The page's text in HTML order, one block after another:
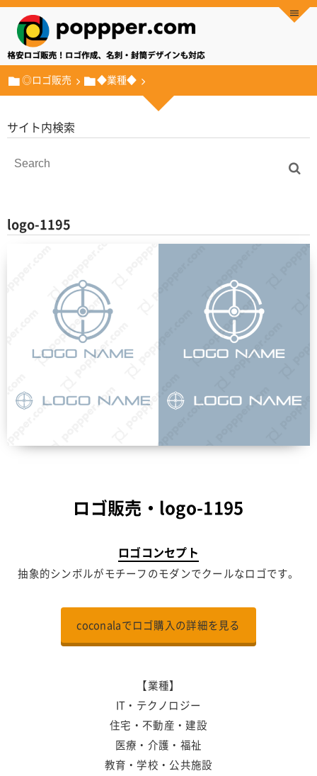
◎ロゴ販売 ◆業種◆
サイト内検索
logo-1195
ロゴ販売・logo-1195
ロゴコンセプト
抽象的シンボルがモチーフのモダンでクールなロゴです。
coconalaでロゴ購入の詳細を見る
【業種】
IT・テクノロジー
住宅・不動産・建設
医療・介護・福祉
教育・学校・公共施設